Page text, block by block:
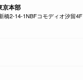
京本部
橋2-14-1NBFコモディオ汐留4F